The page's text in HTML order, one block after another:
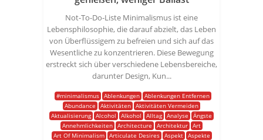
Not-To-Do-Liste Minimalismus ist eine
Lebensphilosophie, die darauf abzielt, das Leben
von Überflüssigem zu befreien und sich auf das
Wesentliche zu konzentrieren. Diese Bewegung
erstreckt sich über verschiedene Lebensbereiche,
darunter Design, Kun...
#minimalismus Ablenkungen Ablenkungen Entfernen
Abundance
Aktivitäten Aktivitäten Vermeiden
Aktualisierung Alcohol Alkohol Alltag Analyse
Ängste
Annehmlichkeiten Architecture Architektur Art
Art Of Minimalism
Articulate Desires Aspekt
Aspekte